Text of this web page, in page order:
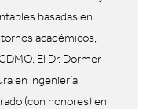
basadas en
académicos,
El Dr. Dormer
en Ingeniería
(con honores) en